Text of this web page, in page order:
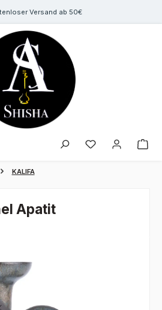
Versand ab 50€
Du hast 0
KALIFA
Apatit